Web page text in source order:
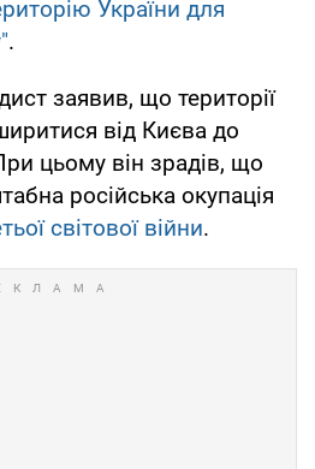
України для
.
заявив, що території
від Києва до
цьому він зрадів, що
російська окупація
світової війни.